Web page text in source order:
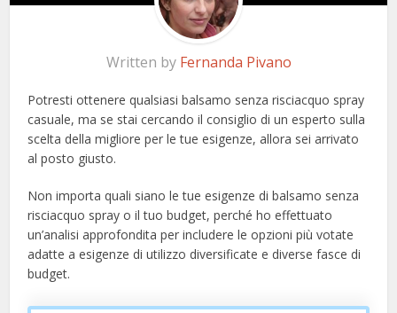
Written by Fernanda Pivano
Potresti ottenere qualsiasi balsamo senza risciacquo spray
casuale, ma se stai cercando il consiglio di un esperto sulla
scelta della migliore per le tue esigenze, allora sei arrivato
al posto giusto.
Non importa quali siano le tue esigenze di balsamo senza
risciacquo spray o il tuo budget, perché ho effettuato
un’analisi approfondita per includere le opzioni più votate
adatte a esigenze di utilizzo diversificate e diverse fasce di
budget.